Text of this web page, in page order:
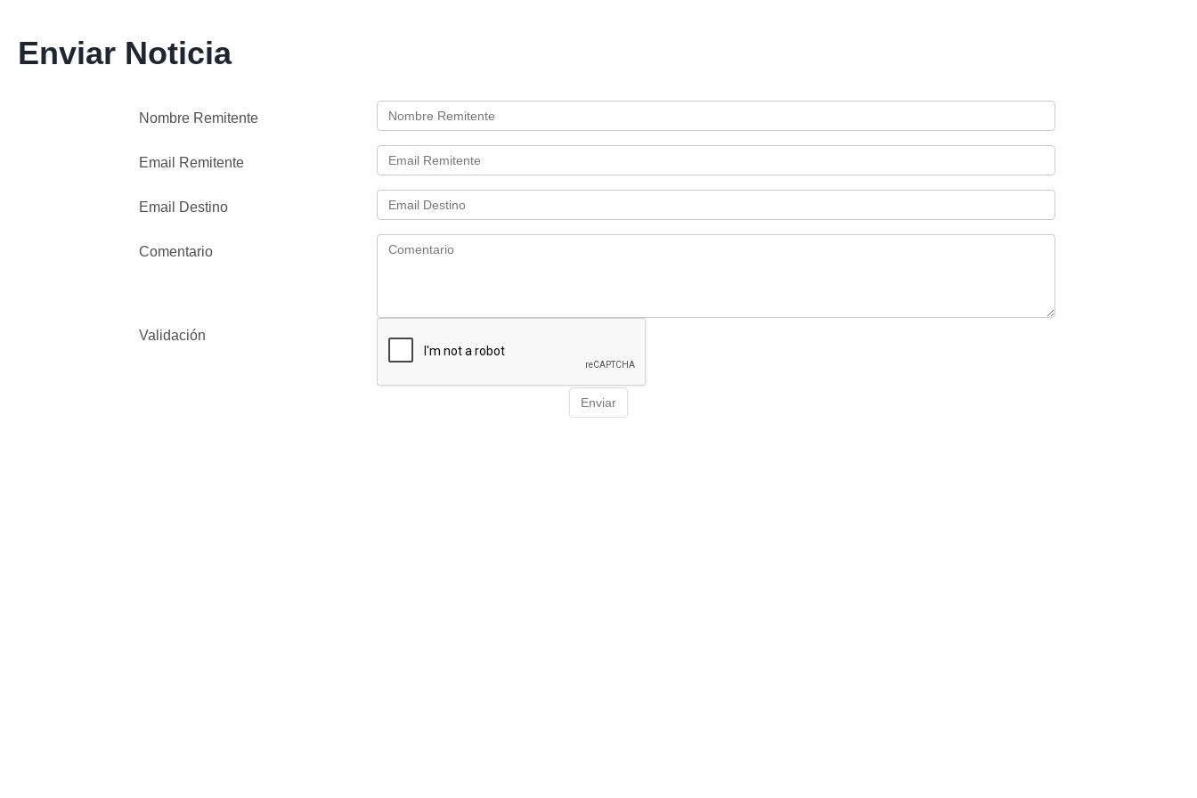
Enviar Noticia
Nombre Remitente
Email Remitente
Email Destino
Comentario
Validación